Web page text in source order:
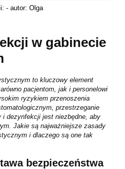
- autor: Olga
w gabinecie
to kluczowy element
pacjentom, jak i personelowi
ryzykiem przenoszenia
przestrzeganie
dezynfekcji jest niezbędne, aby
Jakie są najważniejsze zasady
i dlaczego są one tak
bezpieczeństwa